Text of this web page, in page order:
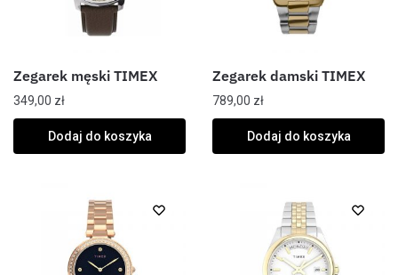
Zegarek męski TIMEX
349,00 zł
Dodaj do koszyka
Zegarek damski TIMEX
789,00 zł
Dodaj do koszyka